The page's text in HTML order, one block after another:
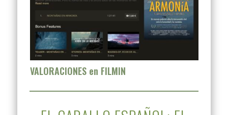
VALORACIONES en FILMIN